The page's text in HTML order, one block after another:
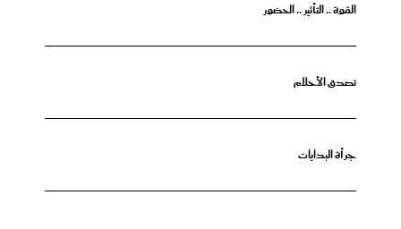
القوة .. التأثير .. الحضور
تصدق الأحلام
جرأة البدايات